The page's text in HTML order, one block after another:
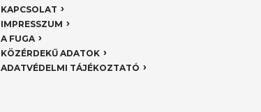
KAPCSOLAT
IMPRESSZUM
A FUGA
KÖZÉRDEKŰ ADATOK
ADATVÉDELMI TÁJÉKOZTATÓ